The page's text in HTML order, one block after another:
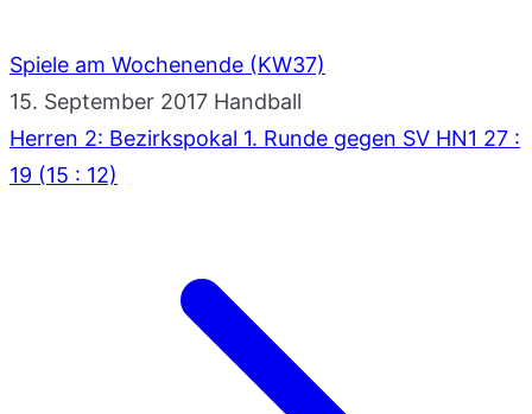
Spiele am Wochenende (KW37)
15. September 2017 Handball
Herren 2: Bezirkspokal 1. Runde gegen SV HN1 27 :
19 (15 : 12)